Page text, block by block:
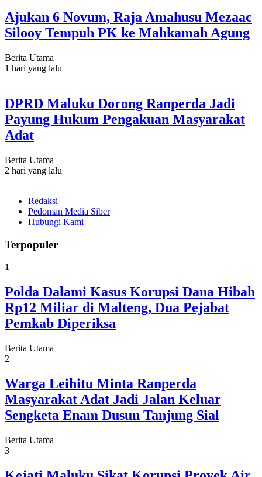
Ajukan 6 Novum, Raja Amahusu Mezaac
Silooy Tempuh PK ke Mahkamah Agung
Berita Utama
1 hari yang lalu
DPRD Maluku Dorong Ranperda Jadi
Payung Hukum Pengakuan Masyarakat
Adat
Berita Utama
2 hari yang lalu
Redaksi
Pedoman Media Siber
Hubungi Kami
Terpopuler
1
Polda Dalami Kasus Korupsi Dana Hibah
Rp12 Miliar di Malteng, Dua Pejabat
Pemkab Diperiksa
Berita Utama
2
Warga Leihitu Minta Ranperda
Masyarakat Adat Jadi Jalan Keluar
Sengketa Enam Dusun Tanjung Sial
Berita Utama
3